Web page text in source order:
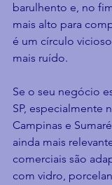
barulhento e, no
mais alto para
é um círculo
mais ruído.
Se o seu negócio
SP, especialmente
Campinas e
ainda mais
comerciais são
com vidro,